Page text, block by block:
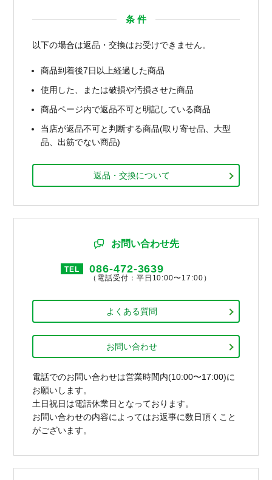
条 件
以下の場合は返品・交換はお受けできません。
商品到着後7日以上経過した商品
使用した、または破損や汚損させた商品
商品ページ内で返品不可と明記している商品
当店が返品不可と判断する商品(取り寄せ品、大型
品、出筋でない商品)
返品・交換について
お問い合わせ先
TEL 086-472-3639
（電話受付：平日10:00〜17:00）
よくある質問
お問い合わせ
電話でのお問い合わせは営業時間内(10:00〜17:00)に
お願いします。
土日祝日は電話休業日となっております。
お問い合わせの内容によってはお返事に数日頂くこと
がございます。